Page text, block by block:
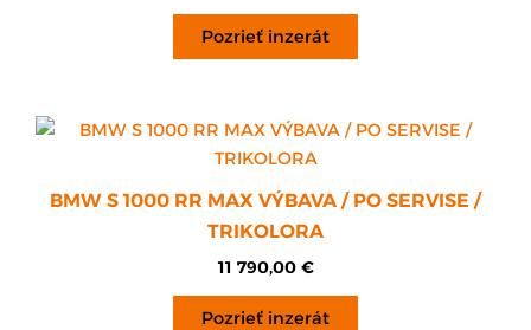
Pozrieť inzerát
BMW S 1000 RR MAX VÝBAVA / PO SERVISE /
TRIKOLORA
11 790,00 €
Pozrieť inzerát